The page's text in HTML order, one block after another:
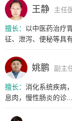
王静 主任
擅长： 以中医药治疗
征、泄泻、便秘等具有
姚鹏 副主
擅长： 消化系统疾病
息肉，慢性肠炎的诊...